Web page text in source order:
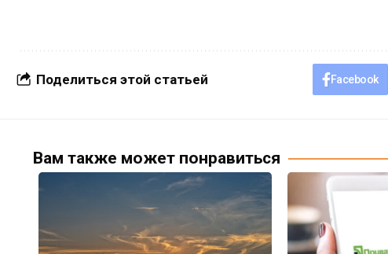
Поделиться этой статьей Facebook
Вам также может понравиться